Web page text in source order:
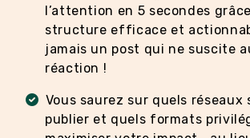
l’attention en 5 secondes
structure efficace et
jamais un post qui ne suscite
réaction !
Vous saurez sur quels réseaux
publier et quels formats